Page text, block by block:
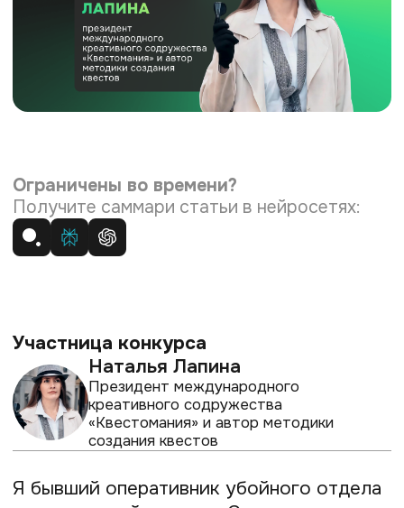
Участница конкурса
Наталья Лапина
Президент международного
креативного содружества
«Квестомания» и автор методики
создания квестов
Петербурга — за годы службы раскрыла
более 100 преступлений. В какой-то
момент я выгорела от непростой службы
и уволилась, чтобы вести экскурсии.
А потом решила сделать их ещё более
креативного содружества
«Квестомания» и автор методики
создания квестов. Про себя говорю, что
создаю и продаю убийства: обычно мои
истории детективные. В статье
расскажу, почему ушла из полиции и как
прежний опыт пригодился мне
расследования.